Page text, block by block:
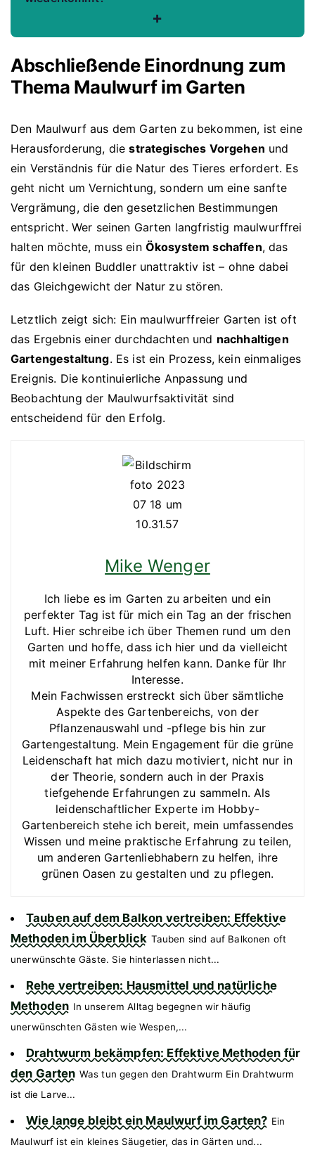
+
Abschließende Einordnung zum
Thema Maulwurf im Garten
Den Maulwurf aus dem Garten zu bekommen, ist eine
Herausforderung, diestrategisches Vorgehen und
ein Verständnis für die Natur des Tieres erfordert. Es
geht nicht um Vernichtung, sondern um eine sanfte
Vergrämung, die den gesetzlichen Bestimmungen
entspricht. Wer seinen Garten langfristig maulwurffrei
halten möchte, muss ein Ökosystem schaffen, das
für den kleinen Buddler unattraktiv ist – ohne dabei
das Gleichgewicht der Natur zu stören.
Letztlich zeigt sich: Ein maulwurffreier Garten ist oft
das Ergebnis einer durchdachten und nachhaltigen
Gartengestaltung. Es ist ein Prozess, kein einmaliges
Ereignis. Die kontinuierliche Anpassung und
Beobachtung der Maulwurfsaktivität sind
entscheidend für den Erfolg.
Mike Wenger
Ich liebe es im Garten zu arbeiten und ein
perfekter Tag ist für mich ein Tag an der frischen
Luft. Hier schreibe ich über Themen rund um den
Garten und hoffe, dass ich hier und da vielleicht
mit meiner Erfahrung helfen kann. Danke für Ihr
Interesse.
Mein Fachwissen erstreckt sich über sämtliche
Aspekte des Gartenbereichs, von der
Pflanzenauswahl und -pflege bis hin zur
Gartengestaltung. Mein Engagement für die grüne
Leidenschaft hat mich dazu motiviert, nicht nur in
der Theorie, sondern auch in der Praxis
tiefgehende Erfahrungen zu sammeln. Als
leidenschaftlicher Experte im Hobby-
Gartenbereich stehe ich bereit, mein umfassendes
Wissen und meine praktische Erfahrung zu teilen,
um anderen Gartenliebhabern zu helfen, ihre
grünen Oasen zu gestalten und zu pflegen.
Tauben auf dem Balkon vertreiben: Effektive
Methoden im Überblick Tauben sind auf Balkonen oft
unerwünschte Gäste. Sie hinterlassen nicht...
Rehe vertreiben: Hausmittel und natürliche
Methoden In unserem Alltag begegnen wir häufig
unerwünschten Gästen wie Wespen,...
Drahtwurm bekämpfen: Effektive Methoden für
den Garten Was tun gegen den Drahtwurm Ein Drahtwurm
ist die Larve...
Wie lange bleibt ein Maulwurf im Garten? Ein
Maulwurf ist ein kleines Säugetier, das in Gärten und...